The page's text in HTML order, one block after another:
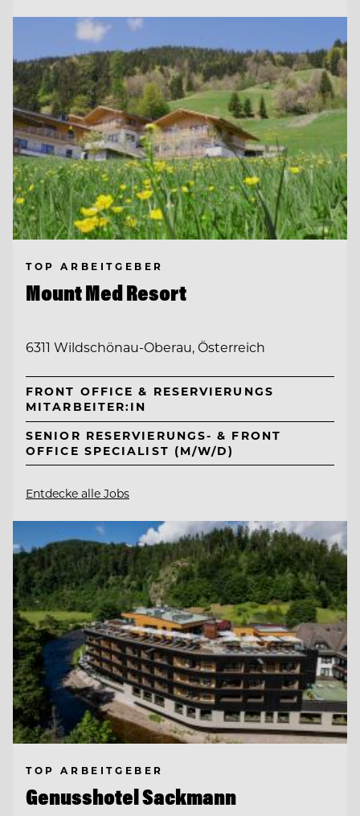
TOP ARBEITGEBER
Mount Med Resort
6311 Wildschönau-Oberau, Österreich
FRONT OFFICE & RESERVIERUNGS
MITARBEITER:IN
SENIOR RESERVIERUNGS- & FRONT
OFFICE SPECIALIST (M/W/D)
Entdecke alle Jobs
TOP ARBEITGEBER
Genusshotel Sackmann